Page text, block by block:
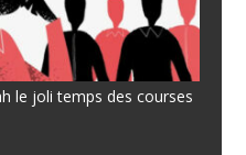
le joli temps des courses